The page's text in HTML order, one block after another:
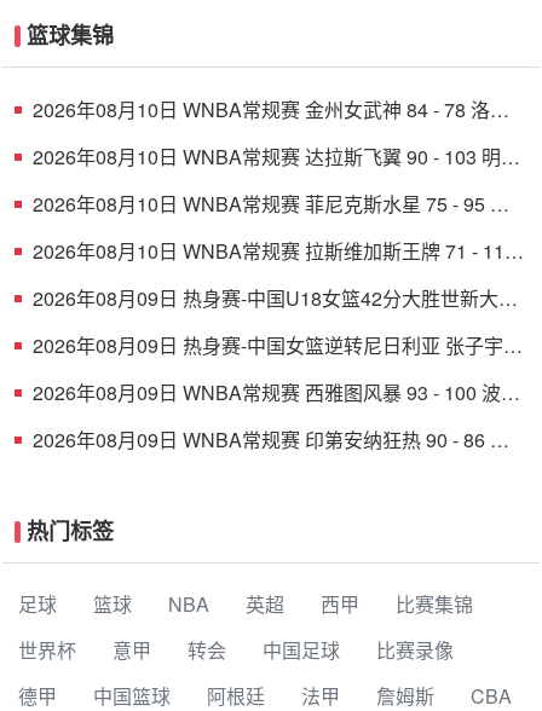
篮球集锦
2026年08月10日 WNBA常规赛 金州女武神 84 - 78 洛杉
2026年08月10日 WNBA常规赛 达拉斯飞翼 90 - 103 明尼
2026年08月10日 WNBA常规赛 菲尼克斯水星 75 - 95 华
2026年08月10日 WNBA常规赛 拉斯维加斯王牌 71 - 111
2026年08月09日 热身赛-中国U18女篮42分大胜世新大学
2026年08月09日 热身赛-中国女篮逆转尼日利亚 张子宇
2026年08月09日 WNBA常规赛 西雅图风暴 93 - 100 波特
2026年08月09日 WNBA常规赛 印第安纳狂热 90 - 86 芝
热门标签
足球 篮球 NBA 英超 西甲
比赛集锦
世界杯
意甲 转会 中国足球
比赛录像
德甲
中国篮球 阿根廷 法甲 詹姆斯
CBA